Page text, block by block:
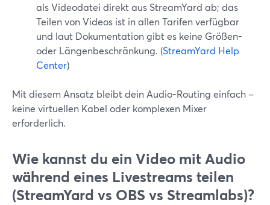
als Videodatei direkt aus StreamYard ab; das
Teilen von Videos ist in allen Tarifen verfügbar
und laut Dokumentation gibt es keine Größen-
oder Längenbeschränkung. (StreamYard Help
Center)
Mit diesem Ansatz bleibt dein Audio-Routing einfach –
keine virtuellen Kabel oder komplexen Mixer
erforderlich.
Wie kannst du ein Video mit Audio
während eines Livestreams teilen
(StreamYard vs OBS vs Streamlabs)?